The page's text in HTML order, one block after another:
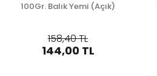
100Gr. Balık Yemi (Açık)
158,40 TL
144,00 TL